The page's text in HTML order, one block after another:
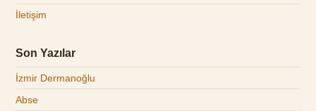
İletişim
Son Yazılar
İzmir Dermanoğlu
Abse